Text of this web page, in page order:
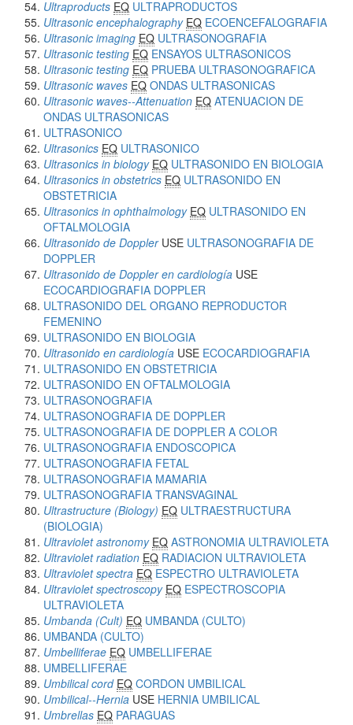
Ultraproducts EQ ULTRAPRODUCTOS
Ultrasonic encephalography EQ ECOENCEFALOGRAFIA
Ultrasonic imaging EQ ULTRASONOGRAFIA
Ultrasonic testing EQ ENSAYOS ULTRASONICOS
Ultrasonic testing EQ PRUEBA ULTRASONOGRAFICA
Ultrasonic waves EQ ONDAS ULTRASONICAS
Ultrasonic waves--Attenuation EQ ATENUACION DE
ONDAS ULTRASONICAS
ULTRASONICO
Ultrasonics EQ ULTRASONICO
Ultrasonics in biology EQ ULTRASONIDO EN BIOLOGIA
Ultrasonics in obstetrics EQ ULTRASONIDO EN
OBSTETRICIA
Ultrasonics in ophthalmology EQ ULTRASONIDO EN
OFTALMOLOGIA
Ultrasonido de DopplerUSE ULTRASONOGRAFIA DE
DOPPLER
Ultrasonido de Doppler en cardiología USE
ECOCARDIOGRAFIA DOPPLER
ULTRASONIDO DEL ORGANO REPRODUCTOR
FEMENINO
ULTRASONIDO EN BIOLOGIA
Ultrasonido en cardiología USE ECOCARDIOGRAFIA
ULTRASONIDO EN OBSTETRICIA
ULTRASONIDO EN OFTALMOLOGIA
ULTRASONOGRAFIA
ULTRASONOGRAFIA DE DOPPLER
ULTRASONOGRAFIA DE DOPPLER A COLOR
ULTRASONOGRAFIA ENDOSCOPICA
ULTRASONOGRAFIA FETAL
ULTRASONOGRAFIA MAMARIA
ULTRASONOGRAFIA TRANSVAGINAL
Ultrastructure (Biology) EQ ULTRAESTRUCTURA
(BIOLOGIA)
Ultraviolet astronomy EQ ASTRONOMIA ULTRAVIOLETA
Ultraviolet radiation EQ RADIACION ULTRAVIOLETA
Ultraviolet spectra EQ ESPECTRO ULTRAVIOLETA
Ultraviolet spectroscopy EQ ESPECTROSCOPIA
ULTRAVIOLETA
Umbanda (Cult) EQ UMBANDA (CULTO)
UMBANDA (CULTO)
Umbelliferae EQ UMBELLIFERAE
UMBELLIFERAE
Umbilical cord EQ CORDON UMBILICAL
Umbilical--Hernia USE HERNIA UMBILICAL
Umbrellas EQ PARAGUAS